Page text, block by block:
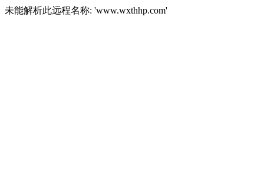
未能解析此远程名称: 'www.wxthhp.com'